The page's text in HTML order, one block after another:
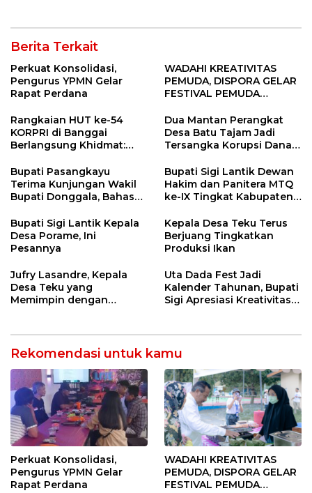
Berita Terkait
Perkuat Konsolidasi,
Pengurus YPMN Gelar
Rapat Perdana
WADAHI KREATIVITAS
PEMUDA, DISPORA GELAR
FESTIVAL PEMUDA
Rangkaian HUT ke-54
KORPRI di Banggai
Berlangsung Khidmat:
hingga Ramah Tamah
Dua Mantan Perangkat
Desa Batu Tajam Jadi
Tersangka Korupsi Dana
Bupati Pasangkayu
Terima Kunjungan Wakil
Bupati Donggala, Bahas
Bupati Sigi Lantik Dewan
Hakim dan Panitera MTQ
ke-IX Tingkat Kabupaten
Bupati Sigi Lantik Kepala
Desa Porame, Ini
Pesannya
Kepala Desa Teku Terus
Berjuang Tingkatkan
Produksi Ikan
Jufry Lasandre, Kepala
Desa Teku yang
Memimpin dengan
Uta Dada Fest Jadi
Kalender Tahunan, Bupati
Sigi Apresiasi Kreativitas
Rekomendasi untuk kamu
Perkuat Konsolidasi,
Pengurus YPMN Gelar
Rapat Perdana
WADAHI KREATIVITAS
PEMUDA, DISPORA GELAR
FESTIVAL PEMUDA